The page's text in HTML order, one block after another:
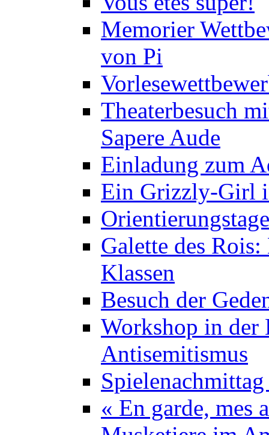
Memorier
von Pi
Theaterbesuch
Sapere Aude
Einladung zum
Ein Grizzly-Girl
Galette des
Klassen
Besuch der
Workshop in der
Antisemitismus
« En garde, mes